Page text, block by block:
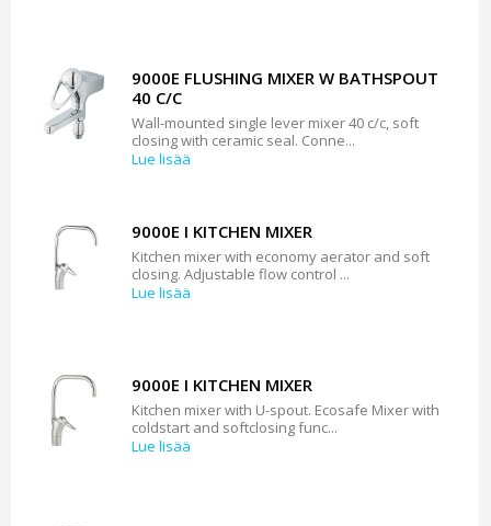
9000E FLUSHING MIXER W BATHSPOUT
40 C/C
Wall-mounted single lever mixer 40 c/c, soft
closing with ceramic seal. Conne...
Lue lisää
9000E I KITCHEN MIXER
Kitchen mixer with economy aerator and soft
closing. Adjustable flow control ...
Lue lisää
9000E I KITCHEN MIXER
Kitchen mixer with U-spout. Ecosafe Mixer with
coldstart and softclosing func...
Lue lisää